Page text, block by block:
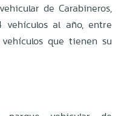
de Carabineros,
vehículos al año, entre
que tienen su